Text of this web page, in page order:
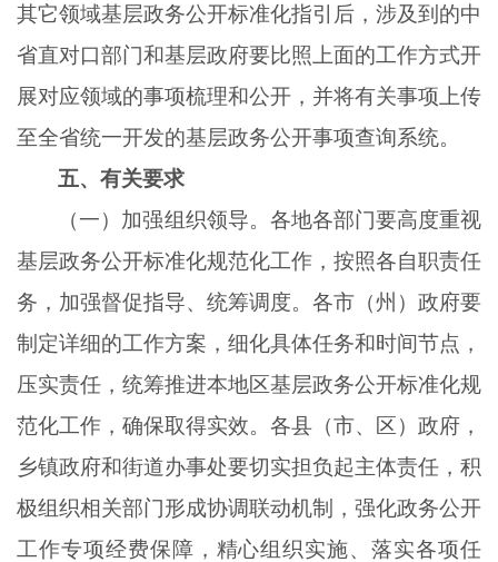
其它领域基层政务公开标准化指引后，涉及到的中
省直对口部门和基层政府要比照上面的工作方式开
展对应领域的事项梳理和公开，并将有关事项上传
至全省统一开发的基层政务公开事项查询系统。
五、有关要求
（一）加强组织领导。各地各部门要高度重视
基层政务公开标准化规范化工作，按照各自职责任
务，加强督促指导、统筹调度。各市（州）政府要
制定详细的工作方案，细化具体任务和时间节点，
压实责任，统筹推进本地区基层政务公开标准化规
范化工作，确保取得实效。各县（市、区）政府，
乡镇政府和街道办事处要切实担负起主体责任，积
极组织相关部门形成协调联动机制，强化政务公开
工作专项经费保障，精心组织实施、落实各项任